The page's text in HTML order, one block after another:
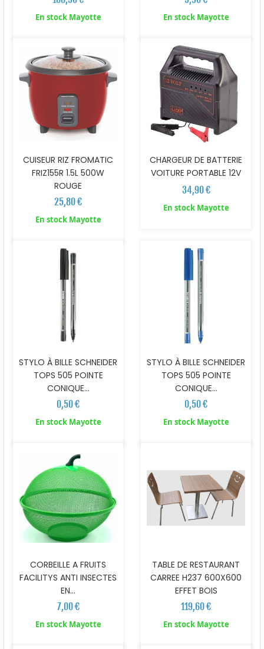
En stock Mayotte En stock Mayotte
CUISEUR RIZ FROMATIC
FRIZ155R 1.5L 500W
ROUGE
25,80 €
En stock Mayotte
CHARGEUR DE BATTERIE
VOITURE PORTABLE 12V
34,90 €
En stock Mayotte
STYLO À BILLE SCHNEIDER
TOPS 505 POINTE
CONIQUE...
0,50 €
En stock Mayotte
STYLO À BILLE SCHNEIDER
TOPS 505 POINTE
CONIQUE...
0,50 €
En stock Mayotte
CORBEILLE A FRUITS
FACILITYS ANTI INSECTES
EN...
7,00 €
En stock Mayotte
TABLE DE RESTAURANT
CARREE H237 600X600
EFFET BOIS
119,60 €
En stock Mayotte